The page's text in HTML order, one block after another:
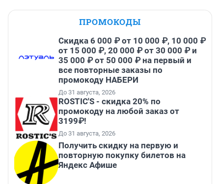
ПРОМОКОДЫ
Скидка 6 000 ₽ от 10 000 ₽, 10 000 ₽
от 15 000 ₽, 20 000 ₽ от 30 000 ₽ и
35 000 ₽ от 50 000 ₽ на первый и
все повторные заказы по
промокоду НАБЕРИ
До 31 августа, 2026
ROSTIC'S - скидка 20% по
промокоду на любой заказ от
3199₽!
До 31 августа, 2026
Получить скидку на первую и
повторную покупку билетов на
Яндекс Афише